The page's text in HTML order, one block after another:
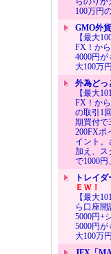
100万円
GMO外
【最大
FX！か
4000円
大100万
外為どっ
【最大
FX！か
の取引1
期買付で
200FXポ
イント。
加え、ス
で1000円
トレイ
ＥＷ！
【最大
ら口座
5000円+
5000円
大100万